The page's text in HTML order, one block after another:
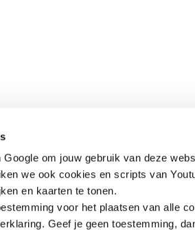
om jouw gebruik van deze
we ook cookies en scripts van
en kaarten te tonen.
voor het plaatsen van alle
Geef je geen toestemming,
Churchilllaan 11
3527 GV Utrecht
jeugd@hetccv.nl
06 - 103 20 372